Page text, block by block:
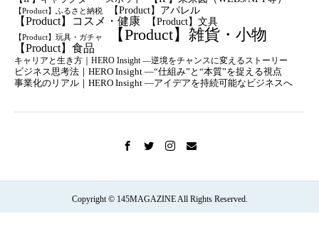
【Product】ふるさと納税 【Product】アパレル
【Product】コスメ・健康 【Product】文具
【Product】玩具・ガチャ 【Product】雑貨・小物
【Product】食品
キャリアと生き方｜HERO Insight —逆境をチャンスに変えるストーリー
ビジネス思考法｜HERO Insight —“仕組み”と“本質”を捉える視点
事業化のリアル｜HERO Insight —アイデアを持続可能なビジネスへ
Copyright © 145MAGAZINE All Rights Reserved.